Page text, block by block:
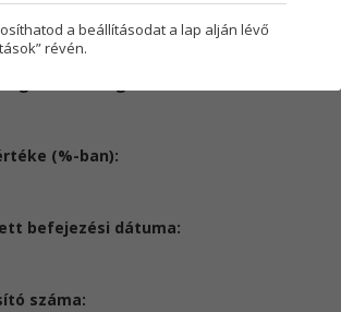
felújítása, kiállító- és alkotóház kialakítása
(%-ban):
befejezési dátuma:
száma:
a beállításodat a lap alján lévő
révén.